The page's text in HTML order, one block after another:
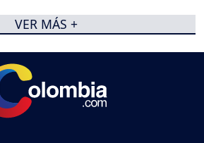
VER MÁS +